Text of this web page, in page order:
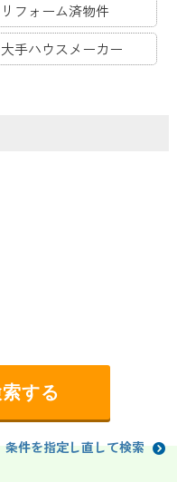
リフォーム済物件
大手ハウスメーカー
条件を指定し直して検索